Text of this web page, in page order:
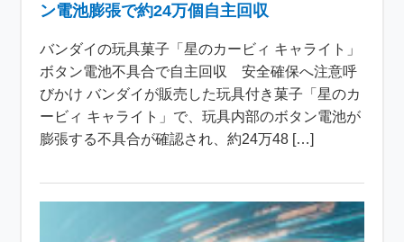
ン電池膨張で約24万個自主回収
バンダイの玩具菓子「星のカービィ キャライト」
ボタン電池不具合で自主回収 安全確保へ注意呼
びかけ バンダイが販売した玩具付き菓子「星のカ
ービィ キャライト」で、玩具内部のボタン電池が
膨張する不具合が確認され、約24万48 […]